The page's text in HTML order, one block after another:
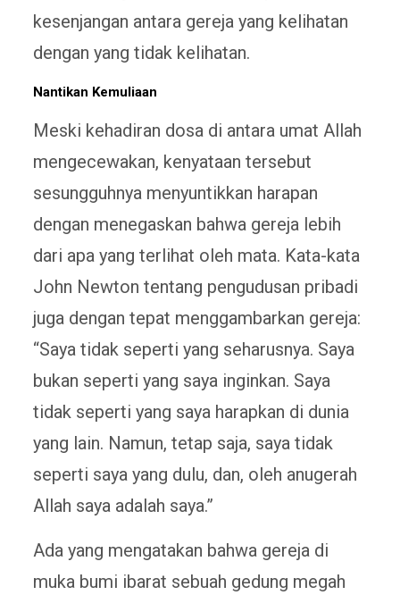
kesenjangan antara gereja yang kelihatan
dengan yang tidak kelihatan.
Nantikan Kemuliaan
Meski kehadiran dosa di antara umat Allah
mengecewakan, kenyataan tersebut
sesungguhnya menyuntikkan harapan
dengan menegaskan bahwa gereja lebih
dari apa yang terlihat oleh mata. Kata-kata
John Newton tentang pengudusan pribadi
juga dengan tepat menggambarkan gereja:
“Saya tidak seperti yang seharusnya. Saya
bukan seperti yang saya inginkan. Saya
tidak seperti yang saya harapkan di dunia
yang lain. Namun, tetap saja, saya tidak
seperti saya yang dulu, dan, oleh anugerah
Allah saya adalah saya.”
Ada yang mengatakan bahwa gereja di
muka bumi ibarat sebuah gedung megah